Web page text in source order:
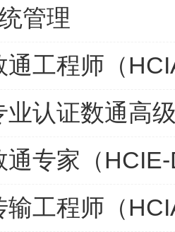
管理
通工程师（
业认证数通高
通专家（
输工程师（